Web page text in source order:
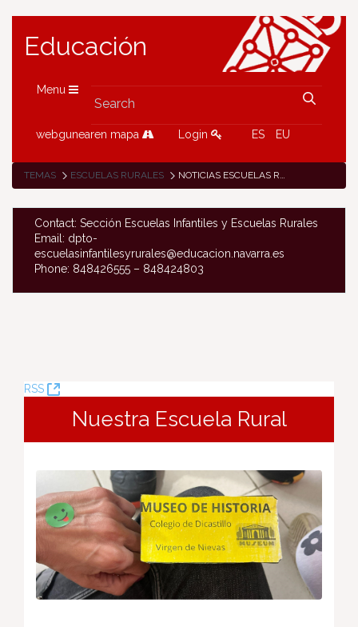
Educación
Menu
webgunearen mapa Login ES EU
TEMAS ESCUELAS RURALES NOTICIAS ESCUELAS RURALES
Contact: Sección Escuelas Infantiles y Escuelas Rurales
Email: dpto-
escuelasinfantilesyrurales@educacion.navarra.es
Phone: 848426555 – 848424803
RSS
(Opens
Window)
Nuestra Escuela Rural